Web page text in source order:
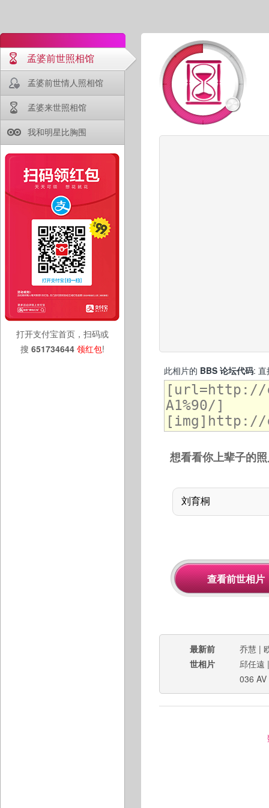
孟婆前世照相馆
孟婆前世情人照相馆
孟婆来世照相馆
我和明星比胸围
打开支付宝首页，扫码或
搜 651734644 领红包!
此相片的 BBS 论坛代码: 直
想看看你上辈子的
最新前
世相片
乔慧 |
邱任遠
036 AV